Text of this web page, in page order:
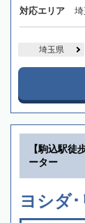
対応エリア
埼玉県
【駒込駅徒
ーター
ヨシダ